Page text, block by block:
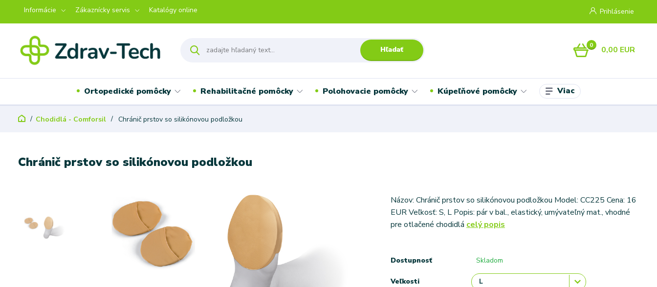
Informácie Zákaznícky servis Katalógy online Prihlásenie
Hľadať 0 0,00 EUR
Ortopedické pomôcky Rehabilitačné pomôcky Polohovacie pomôcky Kúpeľňové pomôcky Viac
Chodidlá - Comforsil Chránič prstov so silikónovou podložkou
Chránič prstov so silikónovou podložkou
Názov: Chránič prstov so silikónovou podložkou Model: CC225 Cena: 16
EUR Veľkosť: S, L Popis: pár v bal., elastický, umývateľný mat., vhodné
pre otlačené chodidlá celý popis
Dostupnosť Skladom
Veľkosti